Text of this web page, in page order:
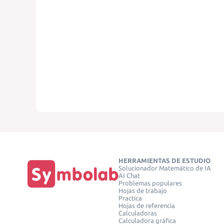
HERRAMIENTAS DE ESTUDIO
Solucionador Matemático de IA
AI Chat
Problemas populares
Hojas de trabajo
Practica
Hojas de referencia
Calculadoras
Calculadora gráfica